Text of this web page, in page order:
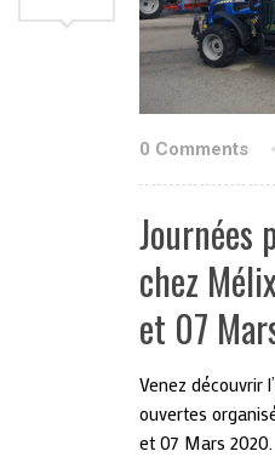
0 Comments
Journées
chez
et 07
Venez découvrir
ouvertes
et 07 Mars 2020.